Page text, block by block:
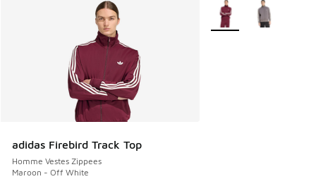
adidas Firebird Track Top
Homme Vestes Zippees
Maroon - Off White
Plus de couleurs